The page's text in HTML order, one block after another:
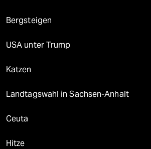
Bergsteigen
USA unter Trump
Katzen
Landtagswahl in Sachsen-Anhalt
Ceuta
Hitze